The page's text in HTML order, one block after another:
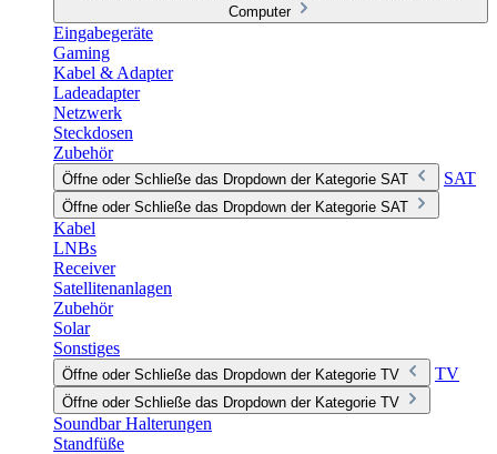
Computer
Eingabegeräte
Gaming
Kabel & Adapter
Ladeadapter
Netzwerk
Steckdosen
Zubehör
Öffne oder Schließe das Dropdown der Kategorie SAT SAT
Öffne oder Schließe das Dropdown der Kategorie SAT
Kabel
LNBs
Receiver
Satellitenanlagen
Zubehör
Solar
Sonstiges
Öffne oder Schließe das Dropdown der Kategorie TV TV
Öffne oder Schließe das Dropdown der Kategorie TV
Soundbar Halterungen
Standfüße